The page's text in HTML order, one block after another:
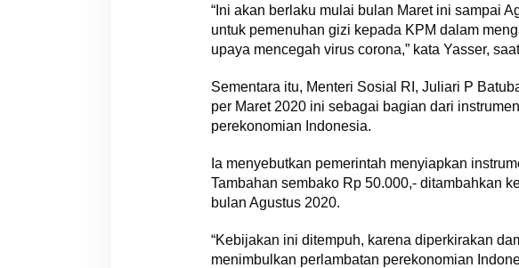
“Ini akan berlaku mulai bulan Maret ini sampai
untuk pemenuhan gizi kepada KPM dalam
upaya mencegah virus corona,” kata Yasser,
Sementara itu, Menteri Sosial RI, Juliari P
per Maret 2020 ini sebagai bagian dari
perekonomian Indonesia.
Ia menyebutkan pemerintah menyiapkan
Tambahan sembako Rp 50.000,- ditambahkan
bulan Agustus 2020.
“Kebijakan ini ditempuh, karena diperkirakan
menimbulkan perlambatan perekonomian